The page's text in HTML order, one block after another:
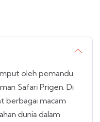
oleh pemandu
Safari Prigen. Di
berbagai macam
dunia dalam